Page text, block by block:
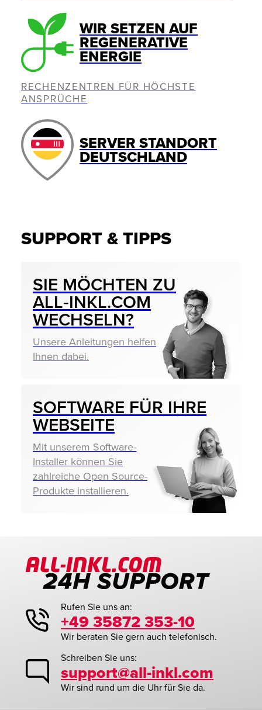
WIR SETZEN AUF
REGENERATIVE
ENERGIE
RECHENZENTREN FÜR HÖCHSTE
ANSPRÜCHE
SERVER STANDORT
DEUTSCHLAND
SUPPORT & TIPPS
SIE MÖCHTEN ZU
ALL‑INKL.COM
WECHSELN?
Unsere Anleitungen helfen
Ihnen dabei.
SOFTWARE FÜR IHRE
WEBSEITE
Mit unserem Software-
Installer können Sie
zahlreiche Open Source-
Produkte installieren.
Rufen Sie uns an:
+49 35872 353-10
Wir beraten Sie gern auch telefonisch.
Schreiben Sie uns:
support@all-inkl.com
Wir sind rund um die Uhr für Sie da.